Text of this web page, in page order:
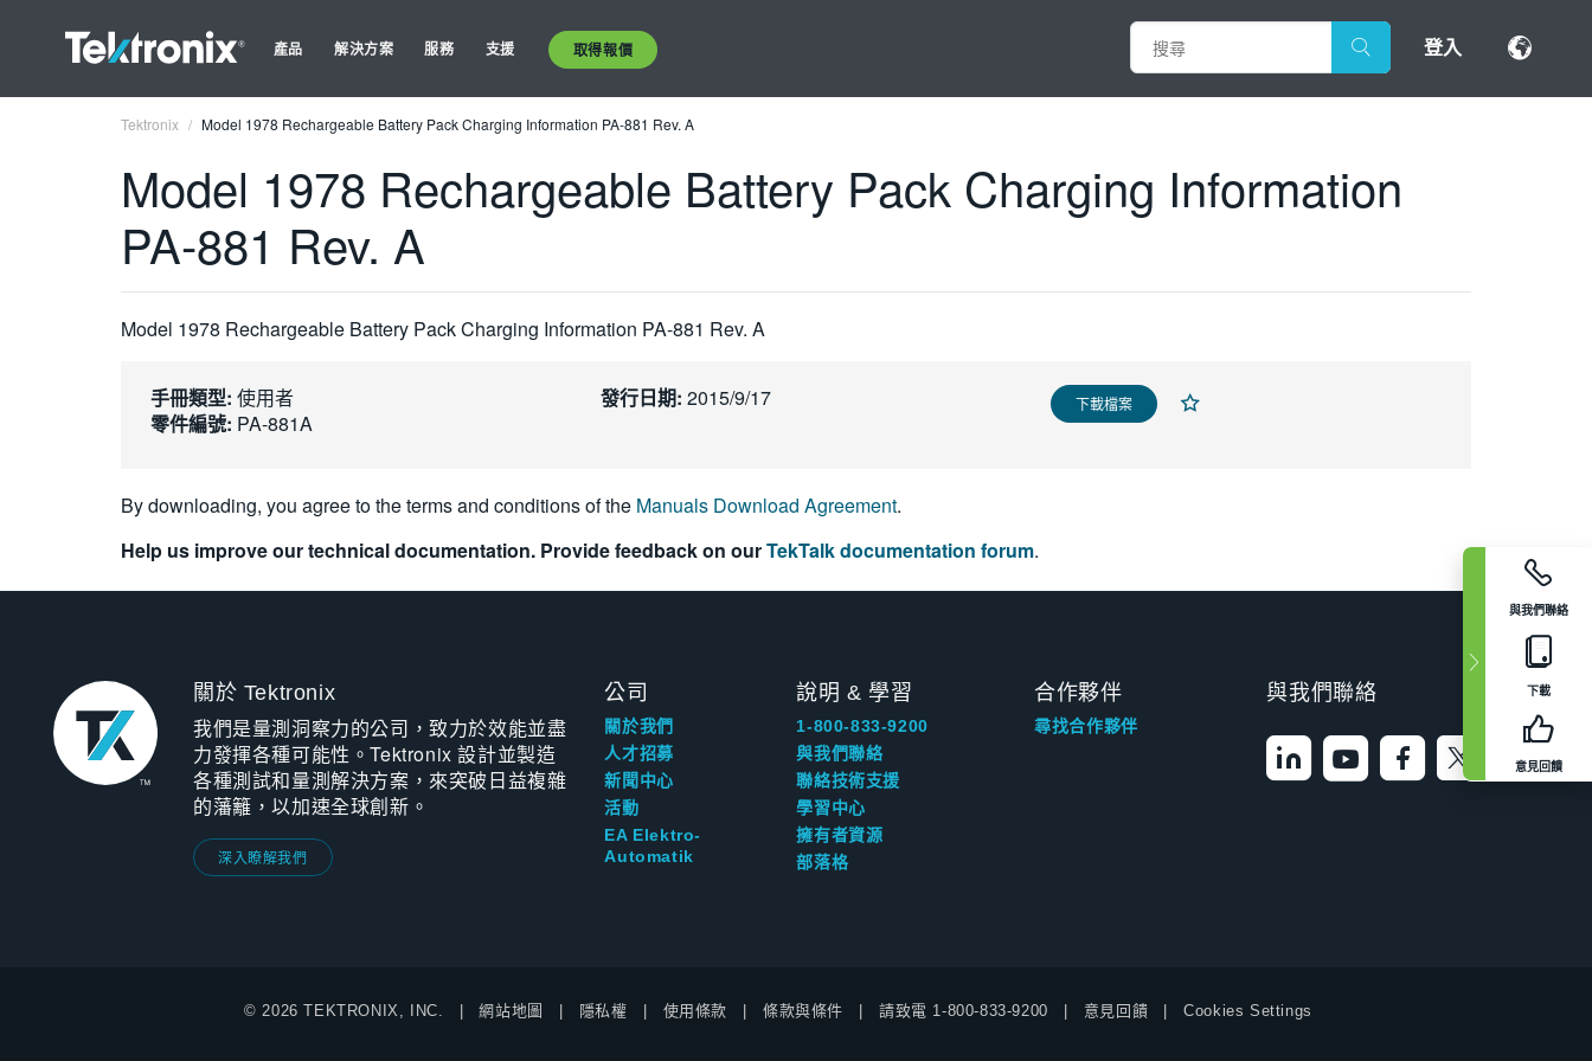
產品 解決方案 服務 支援 取得報價 登入
與我們聯絡
下載
意見回饋
Tektronix Model 1978 Rechargeable Battery Pack Charging Information PA-881 Rev. A
Model 1978 Rechargeable Battery Pack Charging Information
PA-881 Rev. A
Model 1978 Rechargeable Battery Pack Charging Information PA-881 Rev. A
手冊類型: 使用者
零件編號: PA-881A
發行日期: 2015/9/17 下載檔案
By downloading, you agree to the terms and conditions of the Manuals Download Agreement.
Help us improve our technical documentation. Provide feedback on ourTekTalk documentation forum.
關於 Tektronix
我們是量測洞察力的公司，致力於效能並盡
力發揮各種可能性。Tektronix 設計並製造
各種測試和量測解決方案，來突破日益複雜
的藩籬，以加速全球創新。
深入瞭解我們
公司
關於我們
人才招募
新聞中心
活動
EA Elektro-
Automatik
說明 & 學習
1-800-833-9200
與我們聯絡
聯絡技術支援
學習中心
擁有者資源
部落格
合作夥伴
尋找合作夥伴
與我們聯絡
© 2026 TEKTRONIX, INC. 網站地圖 隱私權 使用條款 條款與條件 請致電 1-800-833-9200 意見回饋 Cookies Settings